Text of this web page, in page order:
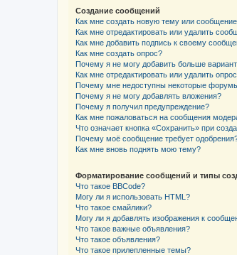
Создание сообщений
Как мне создать новую тему или
Как мне отредактировать или удалить
Как мне добавить подпись к своему
Как мне создать опрос?
Почему я не могу добавить больше
Как мне отредактировать или удалить
Почему мне недоступны некоторые
Почему я не могу добавлять вложения?
Почему я получил предупреждение?
Как мне пожаловаться на сообщения
Что означает кнопка «Сохранить» при
Почему моё сообщение требует
Как мне вновь поднять мою тему?
Форматирование сообщений и типы
Что такое BBCode?
Могу ли я использовать HTML?
Что такое смайлики?
Могу ли я добавлять изображения к
Что такое важные объявления?
Что такое объявления?
Что такое прилепленные темы?